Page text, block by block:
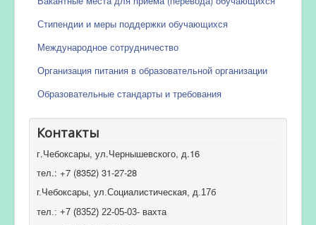
Стипендии и меры поддержки обучающихся
Международное сотрудничество
Организация питания в образовательной организации
Образовательные стандарты и требования
Контакты
г.Чебоксары, ул.Чернышевского, д.16
тел.: +7 (8352) 31-27-28
г.Чебоксары, ул.Социалистическая, д.17б
тел.: +7 (8352) 22-05-03- вахта